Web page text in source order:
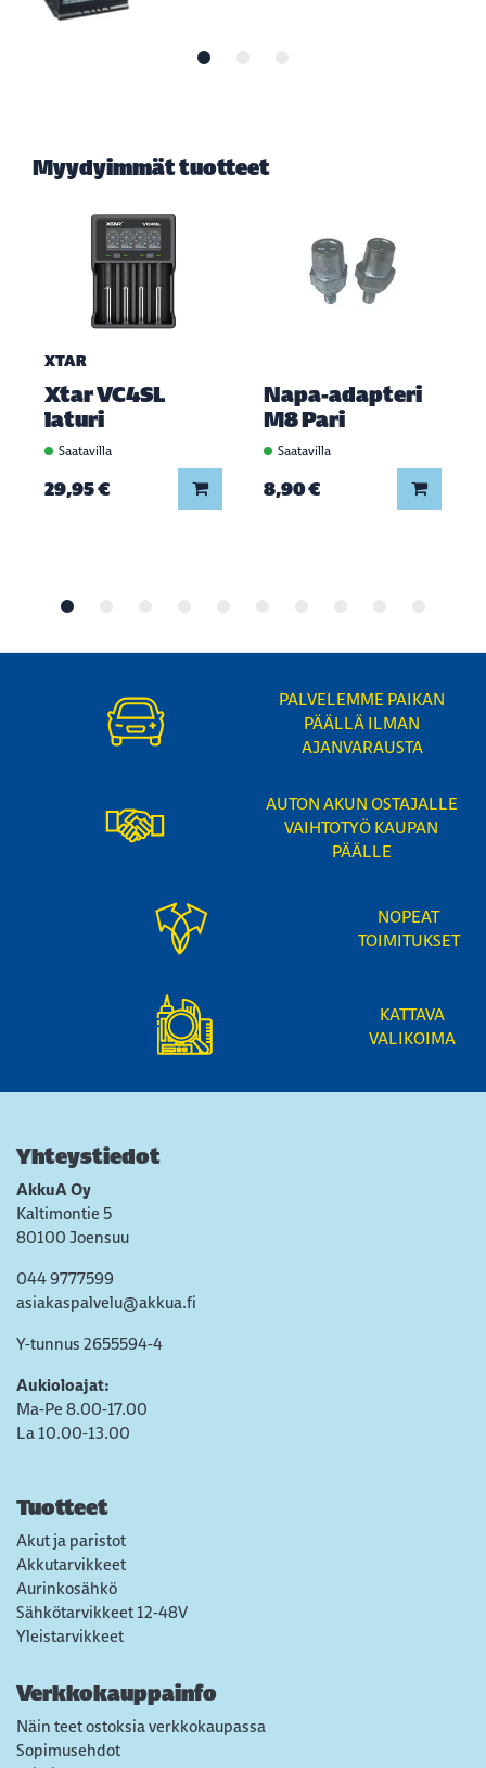
Myydyimmät tuotteet
XTAR
Xtar VC4SL
laturi
Saatavilla
29,95 € Lisää koriin
Napa-adapteri
M8 Pari
Saatavilla
8,90 € Lisää
PALVELEMME PAIKAN
PÄÄLLÄ ILMAN
AJANVARAUSTA
AUTON AKUN OSTAJALLE
VAIHTOTYÖ KAUPAN
PÄÄLLE
NOPEAT
TOIMITUKSET
KATTAVA
VALIKOIMA
Yhteystiedot
AkkuA Oy
Kaltimontie 5
80100 Joensuu
044 9777599
asiakaspalvelu@akkua.fi
Y-tunnus 2655594-4
Aukioloajat:
Ma-Pe 8.00-17.00
La 10.00-13.00
Tuotteet
Akut ja paristot
Akkutarvikkeet
Aurinkosähkö
Sähkötarvikkeet 12-48V
Yleistarvikkeet
Verkkokauppainfo
Näin teet ostoksia verkkokaupassa
Sopimusehdot